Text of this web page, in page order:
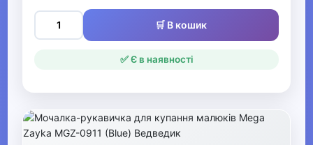
Харчування та годування
▶
Іграшки для малюків,
розвиток, розваги
🛒 В кошик
✅ Є в наявності